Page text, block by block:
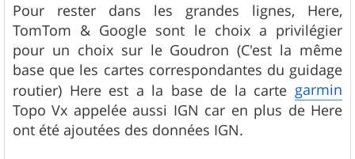
Pour rester dans les grandes lignes, Here,
TomTom & Google sont le choix a privilégier
pour un choix sur le Goudron (C'est la même
base que les cartes correspondantes du guidage
routier) Here est a la base de la carte garmin
Topo Vx appelée aussi IGN car en plus de Here
ont été ajoutées des données IGN.